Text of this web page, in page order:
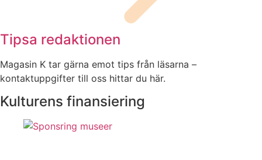
Tipsa redaktionen
Magasin K tar gärna emot tips från läsarna –
kontaktuppgifter till oss hittar du här.
Kulturens finansiering